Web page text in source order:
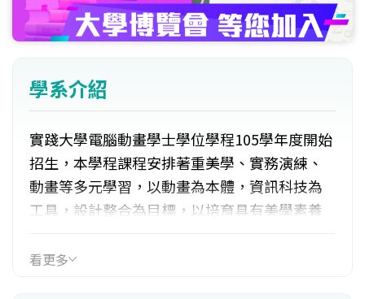
學系介紹
實踐大學電腦動畫學士學位學程105學年度開始
招生，本學程課程安排著重美學、實務演練、
動畫等多元學習，以動畫為本體，資訊科技為
工具，設計整合為目標，以培育具有美學素養
學素養與創意設計能力、電腦動畫設計能力、
看更多